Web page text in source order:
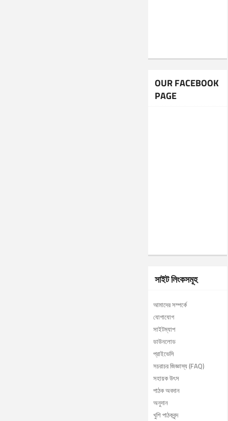
OUR FACEBOOK
PAGE
সাইট লিংকসমূহ
আমাদের সম্পর্কে
যোগাযোগ
সাইটম্যাপ
ডাউনলোড
প্রাইভেসি
সচরাচর জিজ্ঞাস্য (FAQ)
সহায়ক উৎস
পাঠক অবদান
অনুদান
খুশি পাঠকবৃন্দ